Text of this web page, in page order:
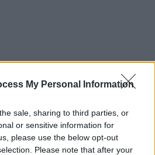
My Personal Information
sale, sharing to third parties, or
or sensitive information for
please use the below opt-out
Please note that after your